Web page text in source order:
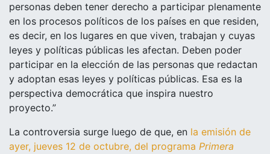
personas deben tener derecho a participar plenamente
en los procesos políticos de los países en que residen,
es decir, en los lugares en que viven, trabajan y cuyas
leyes y políticas públicas les afectan. Deben poder
participar en la elección de las personas que redactan
y adoptan esas leyes y políticas públicas. Esa es la
perspectiva democrática que inspira nuestro
proyecto.”
La controversia surge luego de que, en la emisión de
ayer, jueves 12 de octubre, del programa Primera